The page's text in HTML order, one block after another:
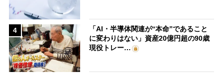
4
「AI・半導体関連が“本命”であること
に変わりはない」資産20億円超の90歳
現役トレー…